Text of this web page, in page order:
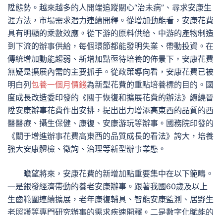
陞態勢。越來越多的人開端追蹤關心“治未病”、尋求安康生
涯方法，市場需求潛力連續開釋。從增加動能看，安康花費
具有明顯的乘數效應。從下游的原料供給、中游的產物制造
到下流的辦事供給，每個環節都能發明失業、帶動投資。在
傳統增加動能趨弱、新增加點亟待培養的佈景下，安康花費
無疑是擴展內需的主要抓手。從政策導向看，安康花費已被
明白列 包養一個月價錢為新型花費的重點培養標的目的。國
度成長改造委印發的《關于恢復和擴展花費的辦法》繚繞晉
陞安康辦事花費作出安排，提出出力增添高東西的品質的西
醫醫療、攝生保健、康復、安康游玩等辦事。國務院印發的
《關于增進辦事花費高東西的品質成長的看法》誇大，培養
強大安康體檢、徵詢、治理等新型辦事業態。
瞻望將來，安康花費的新增加點重要集中在以下範疇。
一是銀發經濟帶動的養老安康辦事。跟著我國60歲及以上
生齒範圍連續擴展，老年康復輔具、智能安康監測、居野生
老照護等專門研究辦事的需求疾速開釋。二是數字化賦能的